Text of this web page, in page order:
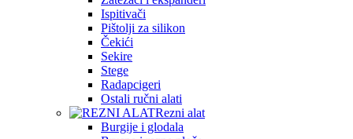
Ispitivači
Pištolji za silikon
Čekići
Sekire
Stege
Radapcigeri
Ostali ručni alati
Rezni alat
Burgije i glodala